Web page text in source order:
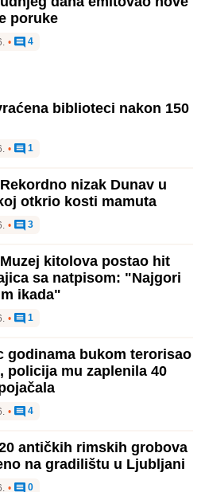
poruke
• 4
biblioteci nakon 150
• 1
nizak Dunav u
otkrio kosti mamuta
• 3
kitolova postao hit
sa natpisom: "Najgori
ikada"
• 1
godinama bukom terorisao
policija mu zaplenila 40
• 4
antičkih rimskih grobova
na gradilištu u Ljubljani
• 0